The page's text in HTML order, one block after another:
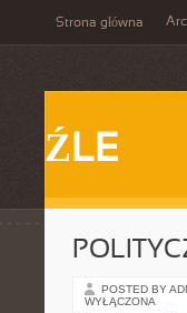
Strona główna
ŹLE
POSTED BY
WYŁĄCZONA